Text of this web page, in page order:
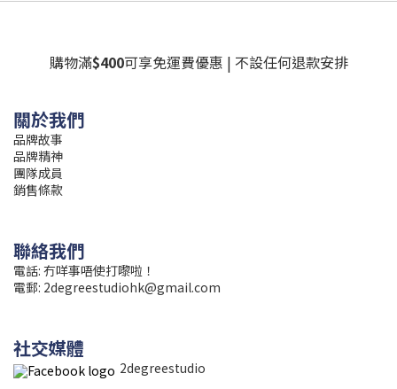
購物滿$400可享免運費優惠 | 不設任何退款安排
關於我們
品牌故事
品牌精神
團隊成員
銷售條款
聯絡我們
電話: 冇咩事唔使打嚟啦！
電郵: 2degreestudiohk@gmail.com
社交媒體
2degreestudio